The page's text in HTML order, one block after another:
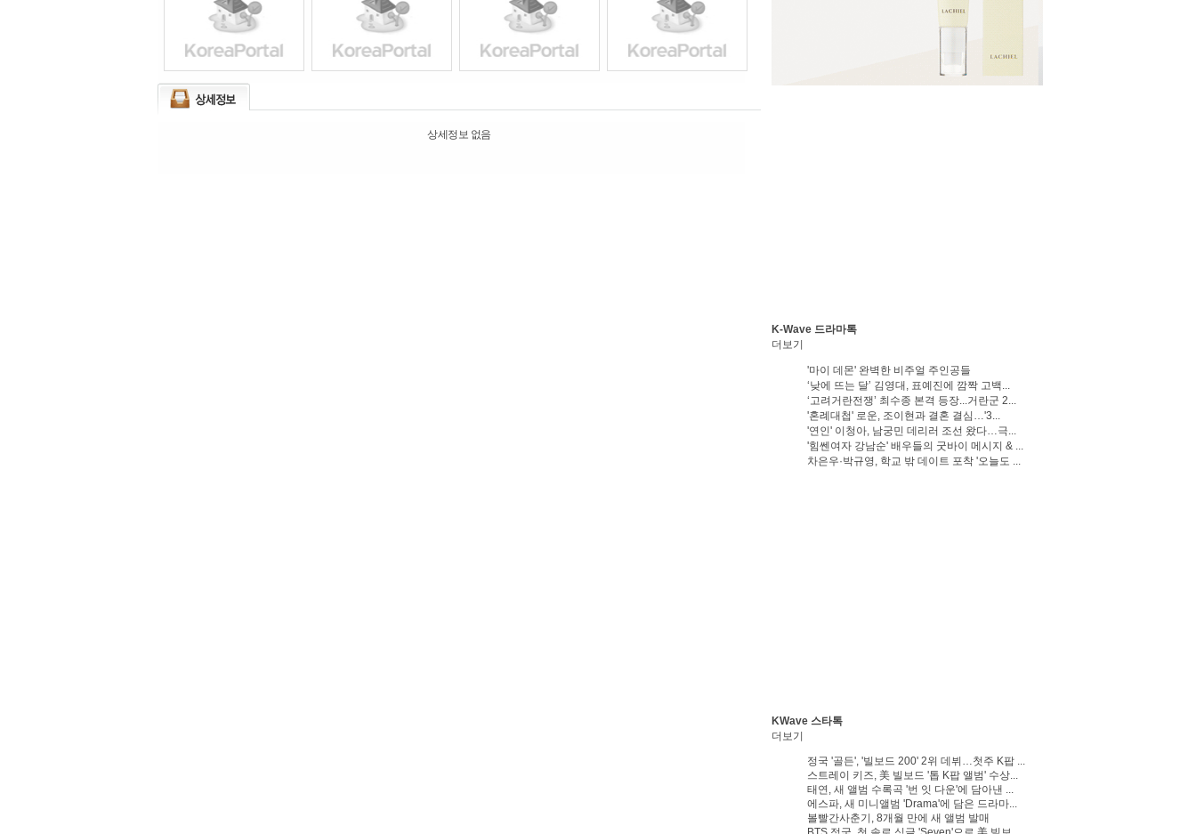
상세정보 없음
K-Wave 드라마톡
더보기
'마이 데몬' 완벽한 비주얼 주인공들
‘낮에 뜨는 달’ 김영대, 표예진에 깜짝 고백...
‘고려거란전쟁’ 최수종 본격 등장...거란군 2...
'혼례대첩' 로운, 조이현과 결혼 결심…'3...
'연인' 이청아, 남궁민 데리러 조선 왔다…극...
'힘쎈여자 강남순' 배우들의 굿바이 메시지 & ...
차은우·박규영, 학교 밖 데이트 포착 '오늘도 ...
KWave 스타톡
더보기
정국 '골든', '빌보드 200' 2위 데뷔…첫주 K팝 ...
스트레이 키즈, 美 빌보드 '톱 K팝 앨범' 수상...
태연, 새 앨범 수록곡 '번 잇 다운'에 담아낸 ...
에스파, 새 미니앨범 'Drama'에 담은 드라마...
볼빨간사춘기, 8개월 만에 새 앨범 발매